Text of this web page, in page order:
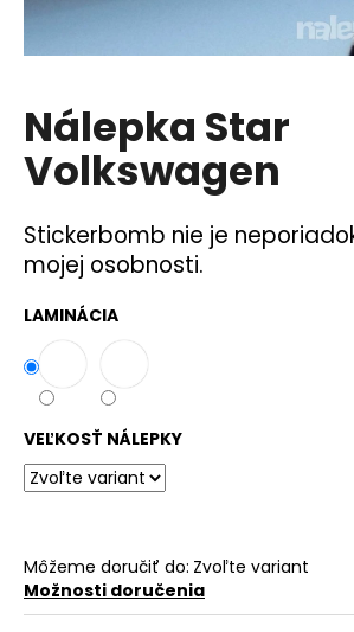
Nálepka Star
Volkswagen
Stickerbomb nie je
mojej osobnosti.
LAMINÁCIA
VEĽKOSŤ NÁLEPKY
Môžeme doručiť do: Zvoľte variant
Možnosti doručenia
á
j
ť
?
O
d
p
o
r
a
m
e